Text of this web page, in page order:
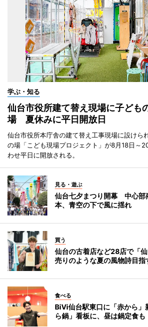
学ぶ・知る
仙台市役所建て替え現場に子ども
場 夏休みに平日開放日
仙台市役所本庁舎の建て替え工事現場に設けら
の場「こども現場プロジェクト」が8月18日～
わせ平日に開放される。
見る・遊ぶ
仙台七夕まつり開幕 中心部
本、青空の下で風に揺れ
買う
仙台の古着店など28店で「
売りのような夏の風物詩目指
食べる
BiVi仙台駅東口に「赤から
ら鍋」看板に、昼は鍋定食も